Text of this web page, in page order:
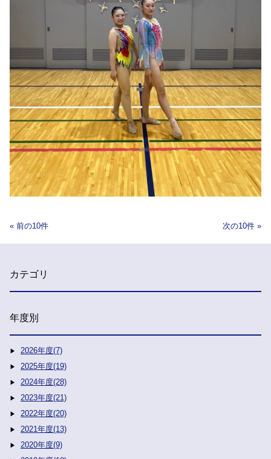
前の10件 次の10件
カテゴリ
年度別
2026年度(7)
2025年度(19)
2024年度(28)
2023年度(21)
2022年度(20)
2021年度(13)
2020年度(9)